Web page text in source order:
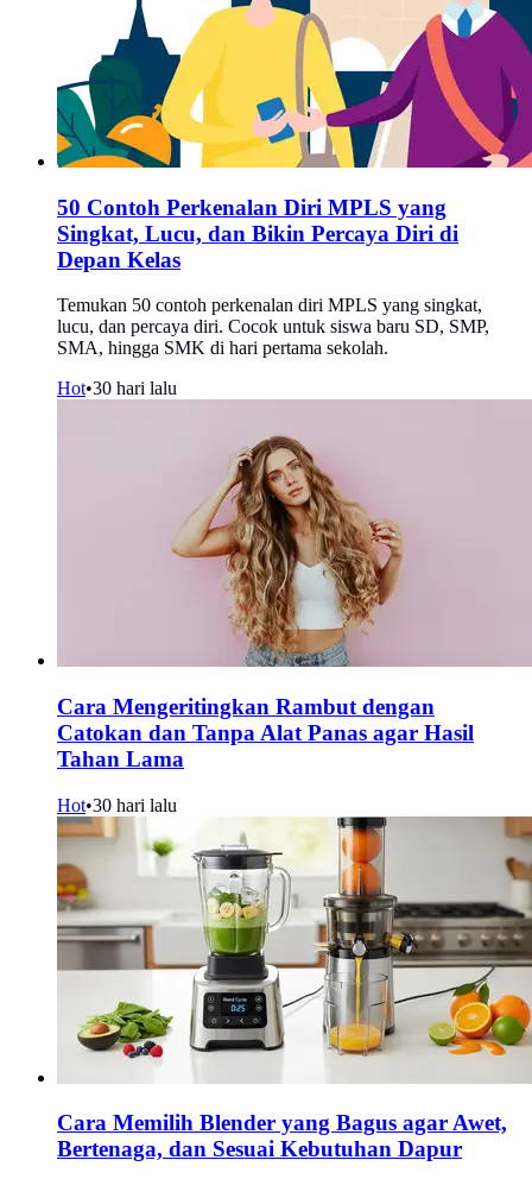
50 Contoh Perkenalan Diri MPLS yang
Singkat, Lucu, dan Bikin Percaya Diri di
Depan Kelas
Temukan 50 contoh perkenalan diri MPLS yang singkat,
lucu, dan percaya diri. Cocok untuk siswa baru SD, SMP,
SMA, hingga SMK di hari pertama sekolah.
Hot•30 hari lalu
Cara Mengeritingkan Rambut dengan
Catokan dan Tanpa Alat Panas agar Hasil
Tahan Lama
Hot•30 hari lalu
Cara Memilih Blender yang Bagus agar Awet,
Bertenaga, dan Sesuai Kebutuhan Dapur